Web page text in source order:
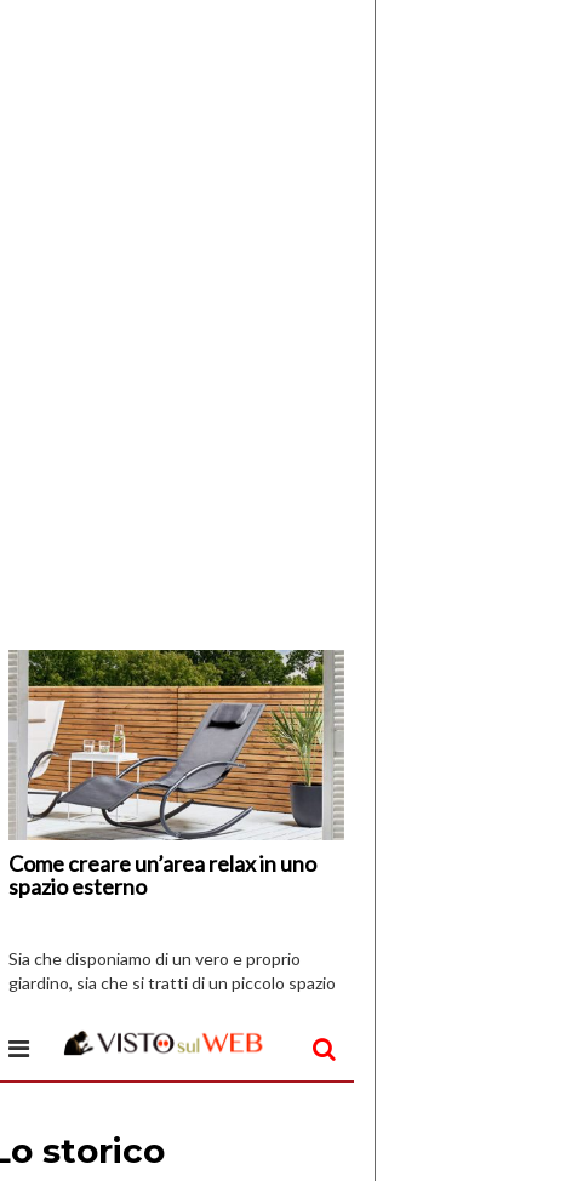
Come creare un’area relax in uno
spazio esterno
di
I
Vespri
Sia che disponiamo di un vero e proprio
giardino, sia che si tratti di un piccolo spazio